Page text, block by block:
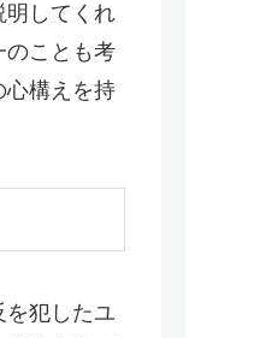
明してくれ
のことも考
心構えを持
を犯したユ